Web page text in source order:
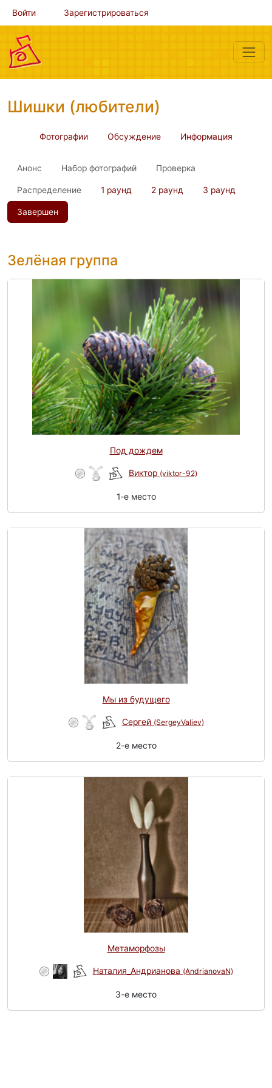
Войти Зарегистрироваться
Шишки (любители)
Фотографии Обсуждение Информация
Анонс Набор фотографий Проверка
Распределение 1 раунд 2 раунд 3 раунд
Завершен
Зелёная группа
Под дождем
Виктор (viktor-92)
1-e место
Мы из будущего
Сергей (SergeyValiev)
2-e место
Метаморфозы
Наталия_Андрианова (AndrianovaN)
3-e место